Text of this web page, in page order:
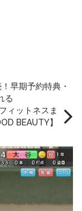
早期予約特典・
る
ィットネスま
BEAUTY】